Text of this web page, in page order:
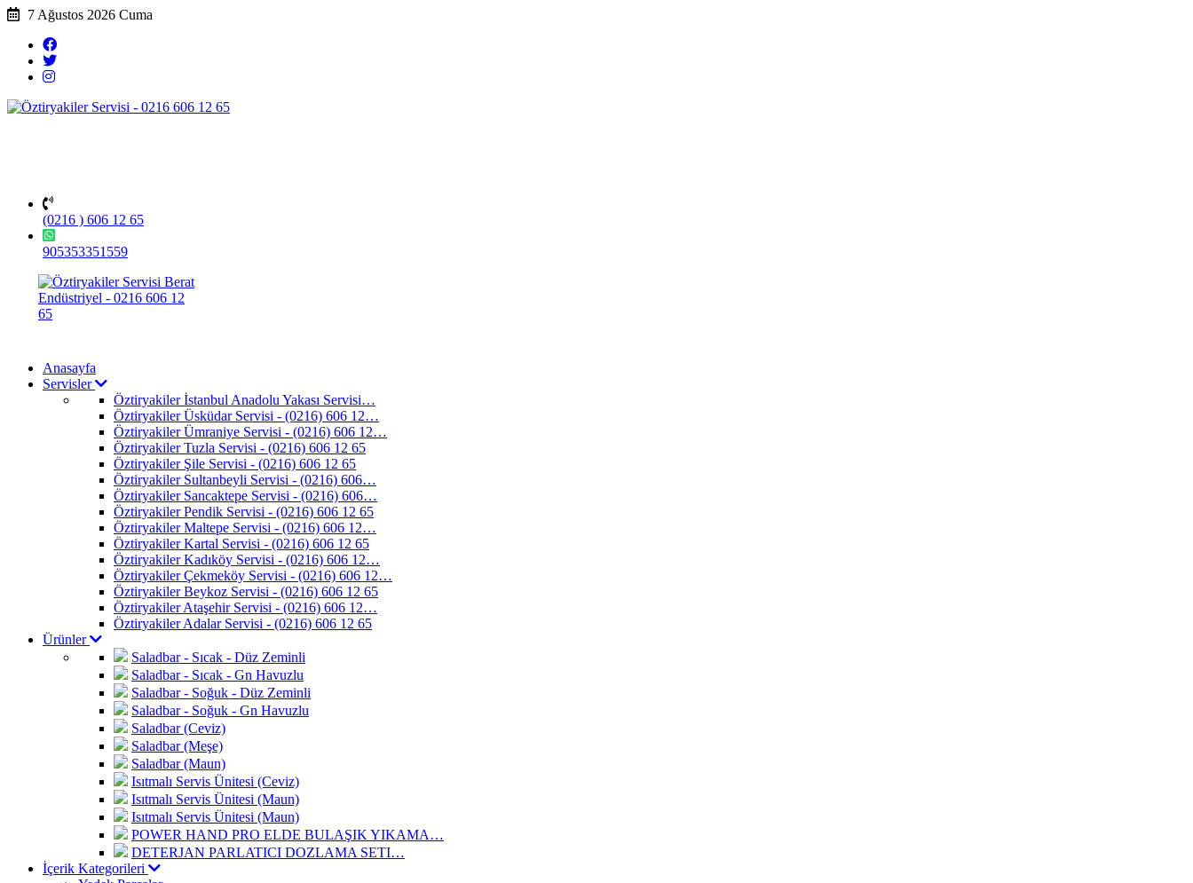
7 Ağustos 2026 Cuma
(0216 ) 606 12 65
905353351559
Anasayfa
Servisler
Öztiryakiler İstanbul Anadolu Yakası Servisi…
Öztiryakiler Üsküdar Servisi - (0216) 606 12…
Öztiryakiler Ümraniye Servisi - (0216) 606 12…
Öztiryakiler Tuzla Servisi - (0216) 606 12 65
Öztiryakiler Şile Servisi - (0216) 606 12 65
Öztiryakiler Sultanbeyli Servisi - (0216) 606…
Öztiryakiler Sancaktepe Servisi - (0216) 606…
Öztiryakiler Pendik Servisi - (0216) 606 12 65
Öztiryakiler Maltepe Servisi - (0216) 606 12…
Öztiryakiler Kartal Servisi - (0216) 606 12 65
Öztiryakiler Kadıköy Servisi - (0216) 606 12…
Öztiryakiler Çekmeköy Servisi - (0216) 606 12…
Öztiryakiler Beykoz Servisi - (0216) 606 12 65
Öztiryakiler Ataşehir Servisi - (0216) 606 12…
Öztiryakiler Adalar Servisi - (0216) 606 12 65
Ürünler
Saladbar - Sıcak - Düz Zeminli
Saladbar - Sıcak - Gn Havuzlu
Saladbar - Soğuk - Düz Zeminli
Saladbar - Soğuk - Gn Havuzlu
Saladbar (Ceviz)
Saladbar (Meşe)
Saladbar (Maun)
Isıtmalı Servis Ünitesi (Ceviz)
Isıtmalı Servis Ünitesi (Maun)
Isıtmalı Servis Ünitesi (Maun)
POWER HAND PRO ELDE BULAŞIK YIKAMA…
DETERJAN PARLATICI DOZLAMA SETI…
İçerik Kategorileri